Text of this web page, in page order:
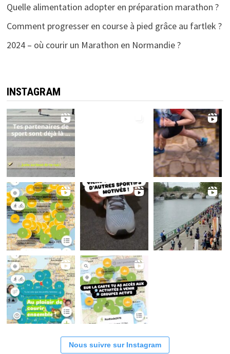
Quelle alimentation adopter en préparation marathon ?
Comment progresser en course à pied grâce au fartlek ?
2024 – où courir un Marathon en Normandie ?
INSTAGRAM
Nous suivre sur Instagram